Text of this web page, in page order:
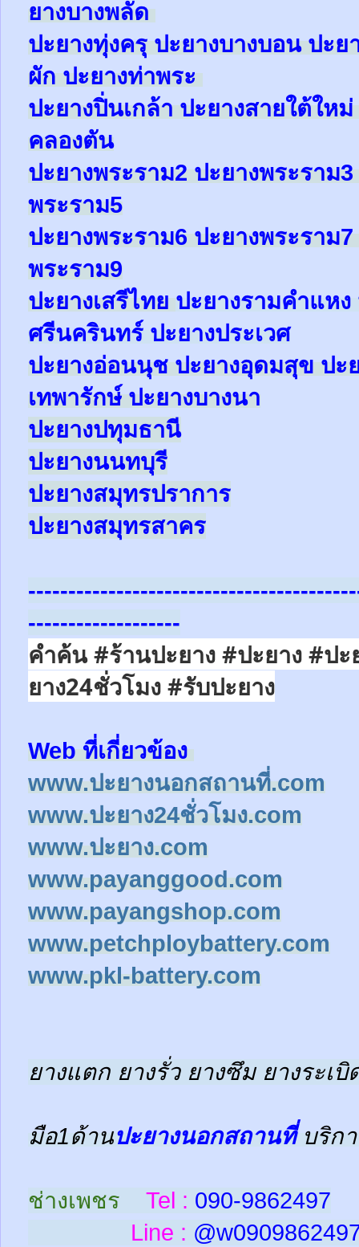
ยางบางพลัด
ปะยางทุ่งครุปะยางบางบอนปะย
ผักปะยางท่าพระ
ปะยางปิ่นเกล้าปะยางสายใต้ใหม่
คลองตัน
ปะยางพระราม2ปะยางพระราม3
พระราม5
ปะยางพระราม6ปะยางพระราม7
พระราม9
ปะยางเสรีไทยปะยางรามคำแหง
ศรีนครินทร์ ปะยางประเวศ
ปะยางอ่อนนุชปะยางอุดมสุข ปะ
เทพารักษ์ปะยางบางนา
ปะยางปทุมธานี
ปะยางนนทบุรี
ปะยางสมุทรปราการ
ปะยางสมุทรสาคร
-------------------
คำค้น #ร้านปะยาง #ปะยาง #ป
ยาง24ชั่วโมง #รับปะยาง
Web ที่เกี่ยวข้อง
www.ปะยางนอกสถานที่.com
www.ปะยาง24ชั่วโมง.com
www.ปะยาง.com
www.payanggood.com
www.payangshop.com
www.petchploybattery.com
www.pkl-battery.com
ยางแตก ยางรั่ว ยางซึม ยางระเบิ
มือ1ด้านปะยางนอกสถานที่ บริก
ช่างเพชร Tel : 090-9862497
Line : @w